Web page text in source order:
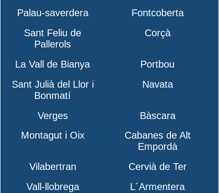
Palau-saverdera
Fontcoberta
Sant Feliu de
Pallerols
Corçà
La Vall de Bianya
Portbou
Sant Julià del Llor i
Bonmatí
Navata
Verges
Bàscara
Montagut i Oix
Cabanes de Alt
Empordà
Vilabertran
Cervià de Ter
Vall-llobrega
L´Armentera